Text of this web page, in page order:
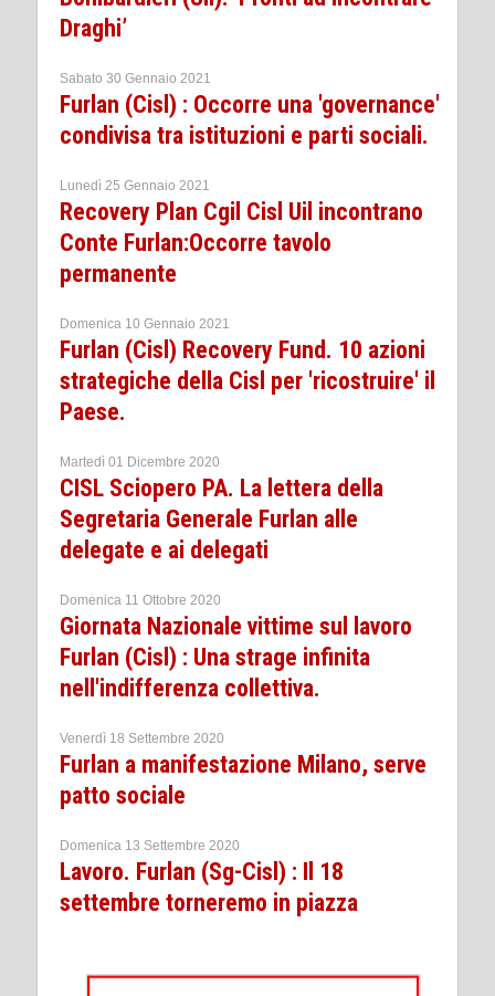
Draghi’
Sabato 30 Gennaio 2021
Furlan (Cisl) : Occorre una 'governance'
condivisa tra istituzioni e parti sociali.
Lunedì 25 Gennaio 2021
Recovery Plan Cgil Cisl Uil incontrano
Conte Furlan:Occorre tavolo
permanente
Domenica 10 Gennaio 2021
Furlan (Cisl) Recovery Fund. 10 azioni
strategiche della Cisl per 'ricostruire' il
Paese.
Martedì 01 Dicembre 2020
CISL Sciopero PA. La lettera della
Segretaria Generale Furlan alle
delegate e ai delegati
Domenica 11 Ottobre 2020
Giornata Nazionale vittime sul lavoro
Furlan (Cisl) : Una strage infinita
nell'indifferenza collettiva.
Venerdì 18 Settembre 2020
Furlan a manifestazione Milano, serve
patto sociale
Domenica 13 Settembre 2020
Lavoro. Furlan (Sg-Cisl) : Il 18
settembre torneremo in piazza